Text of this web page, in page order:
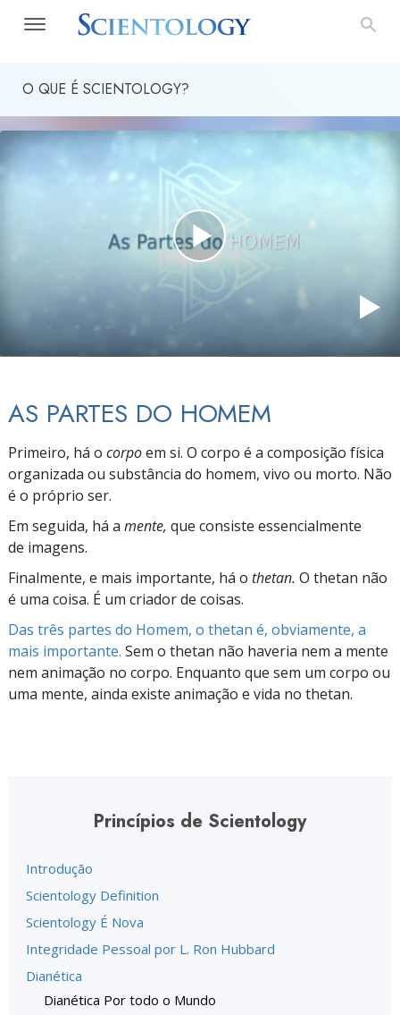
O QUE É SCIENTOLOGY?
AS PARTES DO HOMEM
Primeiro, há o corpoem si. O corpo é a composição física
organizada ou substância do homem, vivo ou morto. Não
é o próprio ser.
Em seguida, há a mente, que consiste essencialmente
de imagens.
Finalmente, e mais importante, há o thetan. O thetan não
é uma coisa. É um criador de coisas.
Das três partes do Homem, o thetan é, obviamente, a
mais importante. Sem o thetan não haveria nem a mente
nem animação no corpo. Enquanto que sem um corpo ou
uma mente, ainda existe animação e vida no thetan.
Princípios de Scientology
Introdução
Scientology Definition
Scientology É Nova
Integridade Pessoal por L. Ron Hubbard
Dianética
Dianética Por todo o Mundo